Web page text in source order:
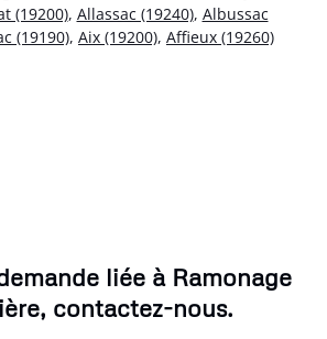
(19200), Allassac (19240), Albussac
(19190), Aix (19200), Affieux (19260)
liée à Ramonage
contactez-nous.